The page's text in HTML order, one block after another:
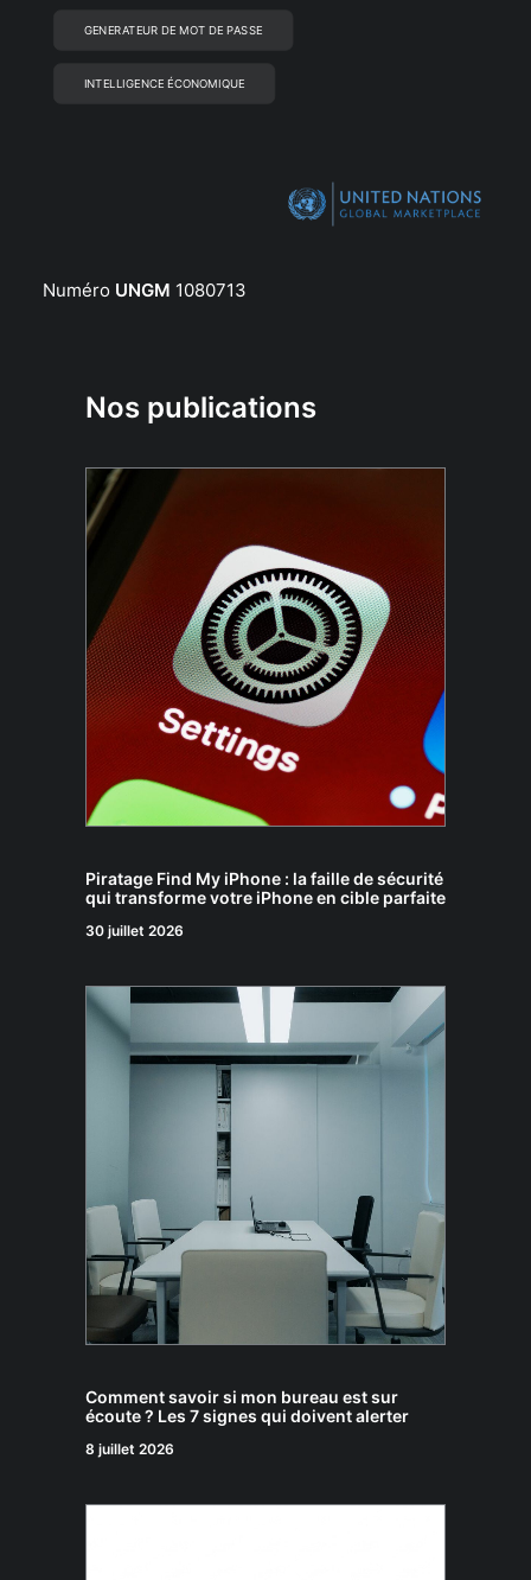
GENERATEUR DE MOT DE PASSE
INTELLIGENCE ÉCONOMIQUE
Numéro UNGM 1080713
Nos publications
Piratage Find My iPhone : la faille de sécurité
qui transforme votre iPhone en cible parfaite
30 juillet 2026
Comment savoir si mon bureau est sur
écoute ? Les 7 signes qui doivent alerter
8 juillet 2026